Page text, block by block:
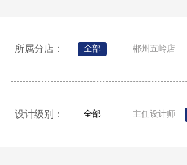
所属分店： 全部 郴州五岭店
设计级别： 全部 主任设计师